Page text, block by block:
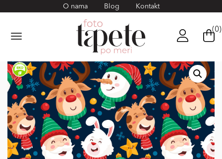
O nama Blog Kontakt
(0)